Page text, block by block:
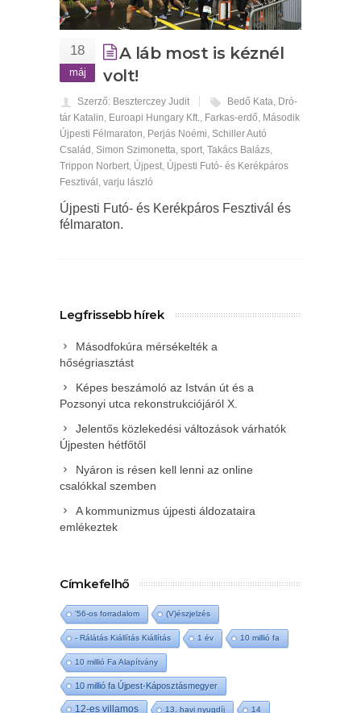
18
máj
A láb most is kéznél
volt!
Szerző: Beszterczey Judit Bedő Kata, Dró­
tár Katalin, Euroapi Hungary Kft., Farkas-erdő, Második
Újpesti Félmaraton, Perjás Noémi, Schiller Autó
Család , Simon Szimonetta, sport, Takács Balázs,
Trippon Norbert, Újpest, Újpesti Futó- és Kerékpáros
Fesztivál , varju lászló
Újpesti Futó- és Kerékpáros Fesztivál és
félmaraton.
Legfrissebb hírek
Másodfokúra mérsékelték a
hőségriasztást
Képes beszámoló az István út és a
Pozsonyi utca rekonstrukciójáról X.
Jelentős közlekedési változások várhatók
Újpesten hétfőtől
Nyáron is résen kell lenni az online
csalókkal szemben
A kommunizmus újpesti áldozataira
emlékeztek
Címkefelhő
'56-os forradalom (V)észjelzés
- Rálátás Kiállítás Kiállítás 1 év 10 millió fa
10 millió Fa Alapítvány
10 millió fa Újpest-Káposztásmegyer
12-es villamos 13. havi nyugdíj 14